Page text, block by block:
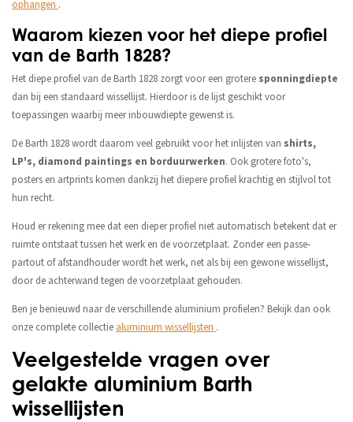
ophangen .
Waarom kiezen voor het diepe profiel
van de Barth 1828?
Het diepe profiel van de Barth 1828 zorgt voor een grotere sponningdiepte
dan bij een standaard wissellijst. Hierdoor is de lijst geschikt voor
toepassingen waarbij meer inbouwdiepte gewenst is.
De Barth 1828 wordt daarom veel gebruikt voor het inlijsten van shirts,
LP's, diamond paintings en borduurwerken. Ook grotere foto's,
posters en artprints komen dankzij het diepere profiel krachtig en stijlvol tot
hun recht.
Houd er rekening mee dat een dieper profiel niet automatisch betekent dat er
ruimte ontstaat tussen het werk en de voorzetplaat. Zonder een passe-
partout of afstandhouder wordt het werk, net als bij een gewone wissellijst,
door de achterwand tegen de voorzetplaat gehouden.
Ben je benieuwd naar de verschillende aluminium profielen? Bekijk dan ook
onze complete collectie aluminium wissellijsten .
Veelgestelde vragen over
gelakte aluminium Barth
wissellijsten